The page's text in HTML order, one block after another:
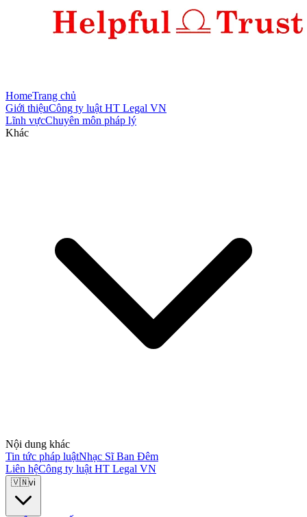
HomeTrang chủ
Giới thiệuCông ty luật HT Legal VN
Lĩnh vựcChuyên môn pháp lý
Khác
Nội dung khác
Tin tức pháp luậtNhạc Sĩ Ban Đêm
Liên hệCông ty luật HT Legal VN
🇻🇳vi